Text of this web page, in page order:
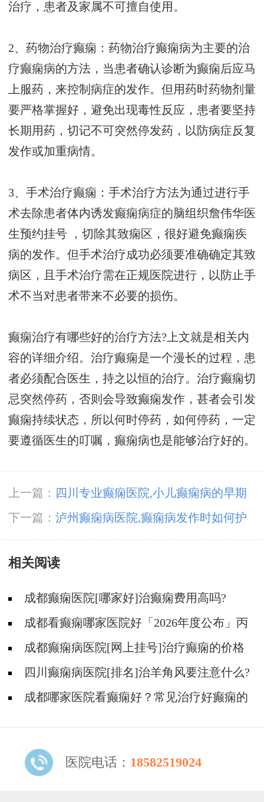
治疗，患者及家属不可擅自使用。
2、药物治疗癫痫：药物治疗癫痫病为主要的治
疗癫痫病的方法，当患者确认诊断为癫痫后应马
上服药，来控制病症的发作。但用药时药物剂量
要严格掌握好，避免出现毒性反应，患者要坚持
长期用药，切记不可突然停发药，以防病症反复
发作或加重病情。
3、手术治疗癫痫：手术治疗方法为通过进行手
术去除患者体内诱发癫痫病症的脑组织詹伟华医
生预约挂号 ，切除其致痫区，很好避免癫痫疾
病的发作。但手术治疗成功必须要准确确定其致
病区，且手术治疗需在正规医院进行，以防止手
术不当对患者带来不必要的损伤。
癫痫治疗有哪些好的治疗方法?上文就是相关内
容的详细介绍。治疗癫痫是一个漫长的过程，患
者必须配合医生，持之以恒的治疗。治疗癫痫切
忌突然停药，否则会导致癫痫发作，甚者会引发
癫痫持续状态，所以何时停药，如何停药，一定
要遵循医生的叮嘱，癫痫病也是能够治疗好的。
上一篇：
四川专业癫痫医院,小儿癫痫病的早期
症状?
下一篇： 泸州癫痫病医院,癫痫病发作时如何护
理?
相关阅读
成都癫痫医院[哪家好]治癫痫费用高吗?
成都看癫痫哪家医院好「2026年度公布」丙
戊酸钠常见的不良反应有哪些?
成都癫痫病医院[网上挂号]治疗癫痫的价格
是多少?
四川癫痫病医院[排名]治羊角风要注意什么?
成都哪家医院看癫痫好？常见治疗好癫痫的
医院电话： 18582519024